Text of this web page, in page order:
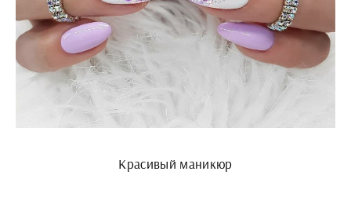
Красивый маникюр